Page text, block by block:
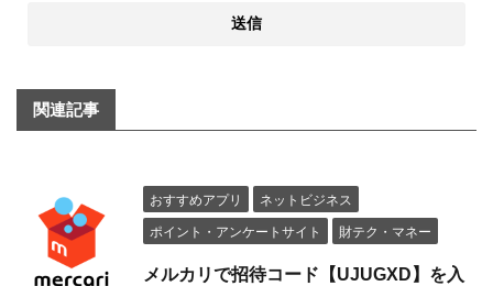
関連記事
おすすめアプリ
ネットビジネス
ポイント・アンケートサイト
財テク・マネー
メルカリで招待コード【UJUGXD】を入